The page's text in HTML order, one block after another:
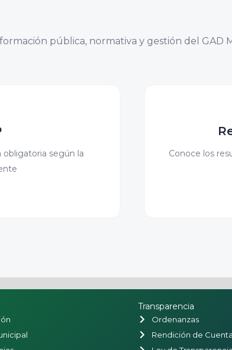
pública, normativa y gestión del GAD
obligatoria según la
Conoce los
Transparencia
Ordenanzas
Rendición de